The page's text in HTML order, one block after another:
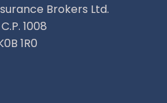
Brokers Ltd.
1008
1R0